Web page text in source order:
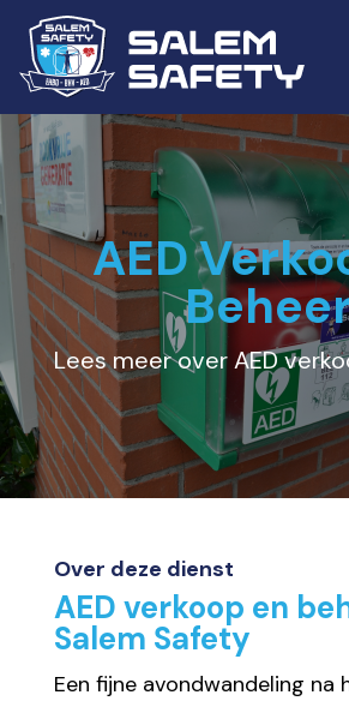
AED
Lees meer over AED
Over deze dienst
AED verkoop en
Salem Safety
Een fijne avondwandeling na